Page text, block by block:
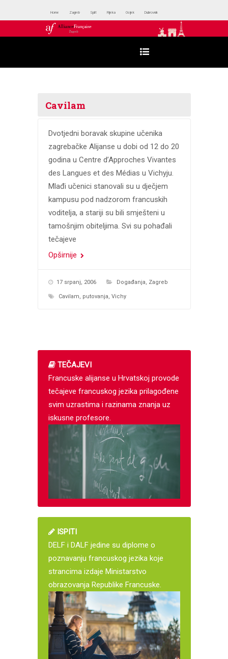
Home Zagreb Split Rijeka Osijek Dubrovnik
Cavilam
Dvotjedni boravak skupine učenika
zagrebačke Alijanse u dobi od 12 do 20
godina u Centre d’Approches Vivantes
des Langues et des Médias u Vichyju.
Mlađi učenici stanovali su u dječjem
kampusu pod nadzorom francuskih
voditelja, a stariji su bili smješteni u
tamošnjim obiteljima. Svi su pohađali
tečajeve
Opširnije
17 srpanj, 2006 Događanja, Zagreb
Cavilam, putovanja, Vichy
TEČAJEVI
Francuske alijanse u Hrvatskoj provode
tečajeve francuskog jezika prilagođene
svim uzrastima i razinama znanja uz
iskusne profesore.
ISPITI
DELF i DALF jedine su diplome o
poznavanju francuskog jezika koje
strancima izdaje Ministarstvo
obrazovanja Republike Francuske.